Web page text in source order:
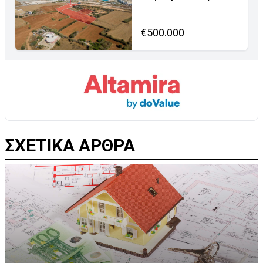
€500.000
ΣΧΕΤΙΚΑ ΑΡΘΡΑ